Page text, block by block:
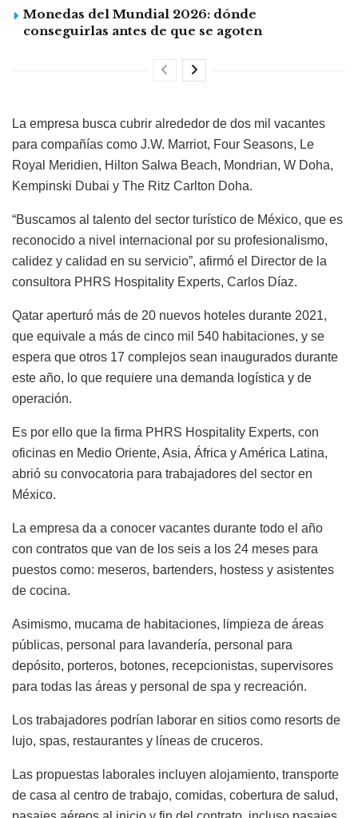
Monedas del Mundial 2026: dónde
conseguirlas antes de que se agoten
La empresa busca cubrir alrededor de dos mil vacantes
para compañías como J.W. Marriot, Four Seasons, Le
Royal Meridien, Hilton Salwa Beach, Mondrian, W Doha,
Kempinski Dubai y The Ritz Carlton Doha.
“Buscamos al talento del sector turístico de México, que es
reconocido a nivel internacional por su profesionalismo,
calidez y calidad en su servicio”, afirmó el Director de la
consultora PHRS Hospitality Experts, Carlos Díaz.
Qatar aperturó más de 20 nuevos hoteles durante 2021,
que equivale a más de cinco mil 540 habitaciones, y se
espera que otros 17 complejos sean inaugurados durante
este año, lo que requiere una demanda logística y de
operación.
Es por ello que la firma PHRS Hospitality Experts, con
oficinas en Medio Oriente, Asia, África y América Latina,
abrió su convocatoria para trabajadores del sector en
México.
La empresa da a conocer vacantes durante todo el año
con contratos que van de los seis a los 24 meses para
puestos como: meseros, bartenders, hostess y asistentes
de cocina.
Asimismo, mucama de habitaciones, limpieza de áreas
públicas, personal para lavandería, personal para
depósito, porteros, botones, recepcionistas, supervisores
para todas las áreas y personal de spa y recreación.
Los trabajadores podrían laborar en sitios como resorts de
lujo, spas, restaurantes y líneas de cruceros.
Las propuestas laborales incluyen alojamiento, transporte
de casa al centro de trabajo, comidas, cobertura de salud,